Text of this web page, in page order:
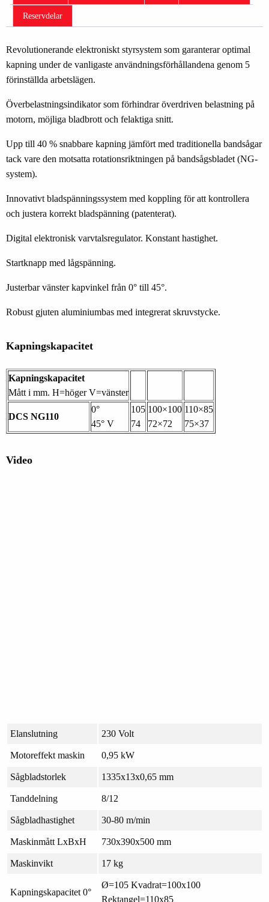
Reservdelar
Revolutionerande elektroniskt styrsystem som garanterar optimal
kapning under de vanligaste användningsförhållandena genom 5
förinställda arbetslägen.
Överbelastningsindikator som förhindrar överdriven belastning på
motorn, möjliga bladbrott och felaktiga snitt.
Upp till 40 % snabbare kapning jämfört med traditionella bandsågar
tack vare den motsatta rotationsriktningen på bandsågsbladet (NG-
system).
Innovativt bladspänningssystem med koppling för att kontrollera
och justera korrekt bladspänning (patenterat).
Digital elektronisk varvtalsregulator. Konstant hastighet.
Startknapp med lågspänning.
Justerbar vänster kapvinkel från 0° till 45°.
Robust gjuten aluminiumbas med integrerat skruvstycke.
Kapningskapacitet
Kapningskapacitet
Mått i mm. H=höger V=vänster
DCS NG110
0°
45° V
105
74
100×100
72×72
110×85
75×37
Video
Elanslutning 230 Volt
Motoreffekt maskin 0,95 kW
Sågbladstorlek 1335x13x0,65 mm
Tanddelning 8/12
Sågbladhastighet 30-80 m/min
Maskinmått LxBxH 730x390x500 mm
Maskinvikt 17 kg
Kapningskapacitet 0°
Ø=105 Kvadrat=100x100
Rektangel=110x85